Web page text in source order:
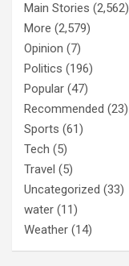
Main Stories (2,562)
More (2,579)
Opinion (7)
Politics (196)
Popular (47)
Recommended (23)
Sports (61)
Tech (5)
Travel (5)
Uncategorized (33)
water (11)
Weather (14)